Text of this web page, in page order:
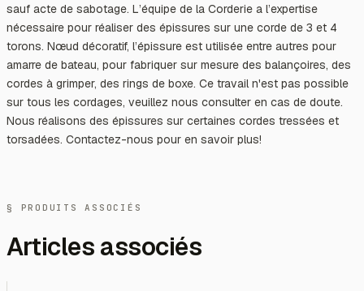
sauf acte de sabotage. L’équipe de la Corderie a l’expertise
nécessaire pour réaliser des épissures sur une corde de 3 et 4
torons. Nœud décoratif, l’épissure est utilisée entre autres pour
amarre de bateau, pour fabriquer sur mesure des balançoires, des
cordes à grimper, des rings de boxe. Ce travail n'est pas possible
sur tous les cordages, veuillez nous consulter en cas de doute.
Nous réalisons des épissures sur certaines cordes tressées et
torsadées. Contactez-nous pour en savoir plus!
§ PRODUITS ASSOCIÉS
Articles associés